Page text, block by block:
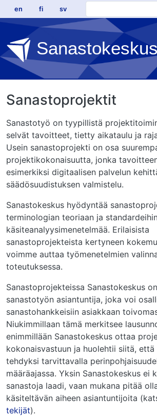
Hyppää pääsisältöön
en fi sv
Sanastoprojektit
Sanastotyö on tyypillistä
selvät tavoitteet, tietty aikataulu ja
Usein sanastoprojekti on osa
projektikokonaisuutta, jonka
esimerkiksi digitaalisen palvelun
säädösuudistuksen valmistelu.
Sanastokeskus hyödyntää
terminologian teoriaan ja
käsiteanalyysimenetelmää. Erilaisista
sanastoprojekteista kertyneen
voimme auttaa työmenetelmien
toteutuksessa.
Sanastoprojekteissa Sanastokeskus
sanastotyön asiantuntija, joka voi
sanastohankkeisiin asiakkaan
Niukimmillaan tämä merkitsee
enimmillään Sanastokeskus ottaa
kokonaisvastuun ja huolehtii siitä,
tehdyksi tarvittavalla
määräajassa. Yksin Sanastokeskus ei
sanastoja laadi, vaan mukana pitää
käsiteltävän aiheen asiantuntijoita
tekijät).